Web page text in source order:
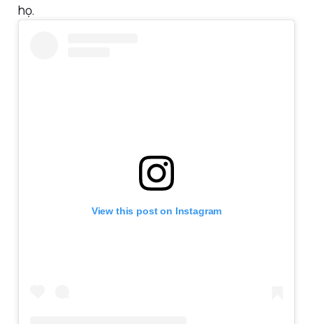
họ.
View this post on Instagram